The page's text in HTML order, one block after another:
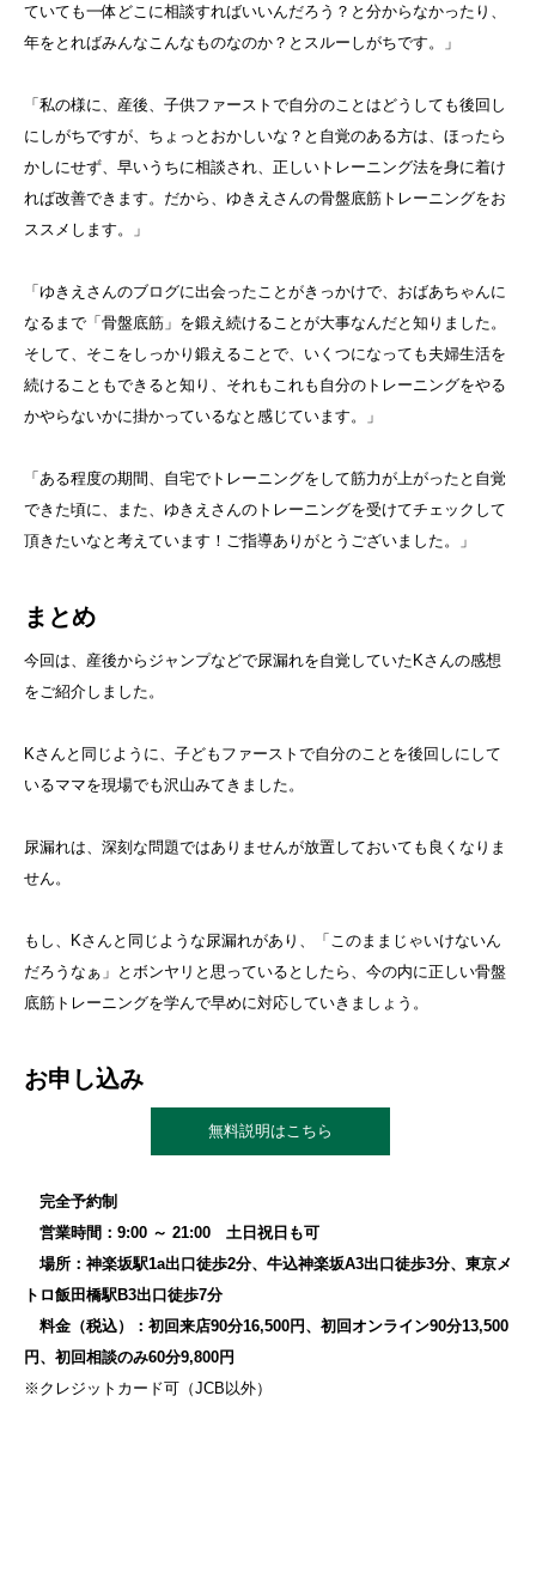
ていても一体どこに相談すればいいんだろう？と分からなかったり、
年をとればみんなこんなものなのか？とスルーしがちです。」
「私の様に、産後、子供ファーストで自分のことはどうしても後回し
にしがちですが、ちょっとおかしいな？と自覚のある方は、ほったら
かしにせず、早いうちに相談され、正しいトレーニング法を身に着け
れば改善できます。だから、ゆきえさんの骨盤底筋トレーニングをお
ススメします。」
「ゆきえさんのブログに出会ったことがきっかけで、おばあちゃんに
なるまで「骨盤底筋」を鍛え続けることが大事なんだと知りました。
そして、そこをしっかり鍛えることで、いくつになっても夫婦生活を
続けることもできると知り、それもこれも自分のトレーニングをやる
かやらないかに掛かっているなと感じています。」
「ある程度の期間、自宅でトレーニングをして筋力が上がったと自覚
できた頃に、また、ゆきえさんのトレーニングを受けてチェックして
頂きたいなと考えています！ご指導ありがとうございました。」
まとめ
今回は、産後からジャンプなどで尿漏れを自覚していたKさんの感想
をご紹介しました。
Kさんと同じように、子どもファーストで自分のことを後回しにして
いるママを現場でも沢山みてきました。
尿漏れは、深刻な問題ではありませんが放置しておいても良くなりま
せん。
もし、Kさんと同じような尿漏れがあり、「このままじゃいけないん
だろうなぁ」とボンヤリと思っているとしたら、今の内に正しい骨盤
底筋トレーニングを学んで早めに対応していきましょう。
お申し込み
無料説明はこちら
完全予約制
営業時間：9:00 ～ 21:00 土日祝日も可
場所：神楽坂駅1a出口徒歩2分、牛込神楽坂A3出口徒歩3分、東京メ
トロ飯田橋駅B3出口徒歩7分
料金（税込）：初回来店90分16,500円、初回オンライン90分13,500
円、初回相談のみ60分9,800円
※クレジットカード可（JCB以外）